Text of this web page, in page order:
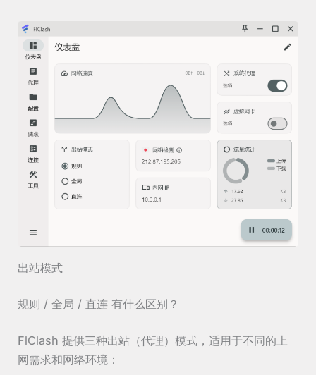
出站模式
规则 / 全局 / 直连 有什么区别？
FlClash 提供三种出站（代理）模式，适用于不同的上
网需求和网络环境：